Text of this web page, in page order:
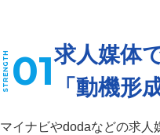
キ
01求人媒体
「動機形
マイナビやdodaなどの求人